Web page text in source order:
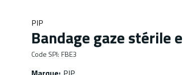
PIP
Bandage gaze stérile
Code SPI: FBE3